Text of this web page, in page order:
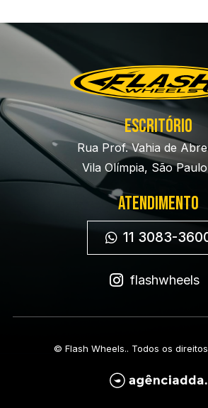
Escritório
Rua Prof. Vahia de
Vila Olímpia, São
Atendimento
11 3083-
 flashwheels
© Flash Wheels.. Todos os